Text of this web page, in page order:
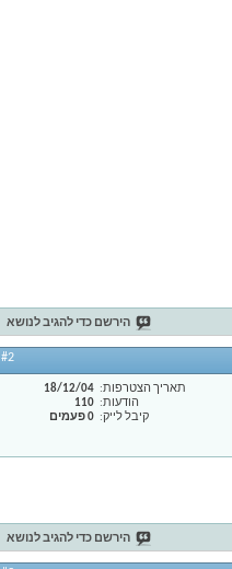
הירשם כדי להגיב לנושא
#2
תאריך הצטרפות
18/12/04
הודעות
110
קיבל לייק
0 פעמים
הירשם כדי להגיב לנושא